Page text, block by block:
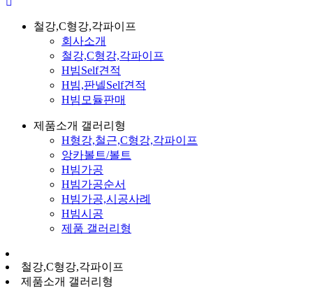
철강,C형강,각파이프
회사소개
철강,C형강,각파이프
H빔Self견적
H빔,판넬Self견적
H빔모듈판매
제품소개 갤러리형
H형강,철근,C형강,각파이프
앙카볼트/볼트
H빔가공
H빔가공순서
H빔가공,시공사례
H빔시공
제품 갤러리형
철강,C형강,각파이프
제품소개 갤러리형